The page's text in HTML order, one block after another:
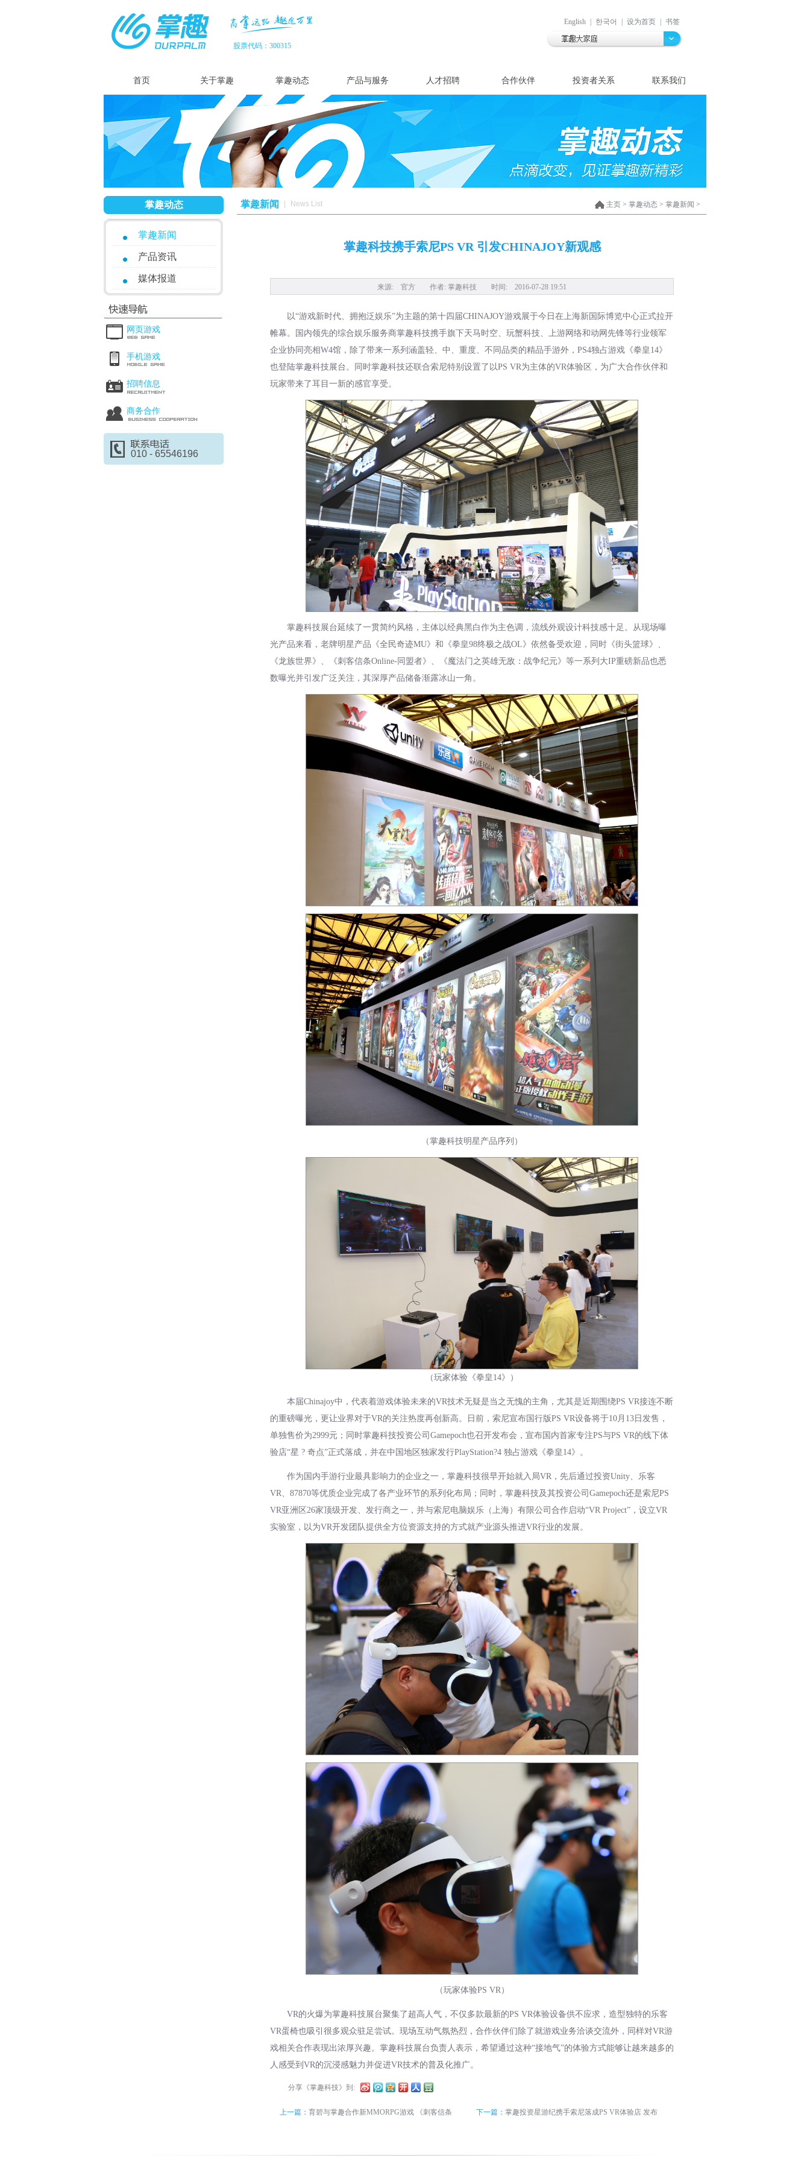
股票代码：300315
English 한국어 设为首页 书签
首页 关于掌趣 掌趣动态 产品与服务 人才招聘 合作伙伴 投资者关系 联系我们
掌趣动态
掌趣新闻
产品资讯
媒体报道
网页游戏
手机游戏
招聘信息
商务合作
010 - 65546196
掌趣新闻 News List 主页 > 掌趣动态 > 掌趣新闻 >
掌趣科技携手索尼PS VR 引发CHINAJOY新观感
来源: 官方 作者: 掌趣科技 时间: 2016-07-28 19:51
以“游戏新时代、拥抱泛娱乐”为主题的第十四届CHINAJOY游戏展于今日在上海新国际博览中心正式拉开
帷幕。国内领先的综合娱乐服务商掌趣科技携手旗下天马时空、玩蟹科技、上游网络和动网先锋等行业领军
企业协同亮相W4馆，除了带来一系列涵盖轻、中、重度、不同品类的精品手游外，PS4独占游戏《拳皇14》
也登陆掌趣科技展台。同时掌趣科技还联合索尼特别设置了以PS VR为主体的VR体验区，为广大合作伙伴和
玩家带来了耳目一新的感官享受。
掌趣科技展台延续了一贯简约风格，主体以经典黑白作为主色调，流线外观设计科技感十足。从现场曝
光产品来看，老牌明星产品《全民奇迹MU》和《拳皇98终极之战OL》依然备受欢迎，同时《街头篮球》、
《龙族世界》、《刺客信条Online-同盟者》、《魔法门之英雄无敌：战争纪元》等一系列大IP重磅新品也悉
数曝光并引发广泛关注，其深厚产品储备渐露冰山一角。
（掌趣科技明星产品序列）
（玩家体验《拳皇14》）
本届Chinajoy中，代表着游戏体验未来的VR技术无疑是当之无愧的主角，尤其是近期围绕PS VR接连不断
的重磅曝光，更让业界对于VR的关注热度再创新高。日前，索尼宣布国行版PS VR设备将于10月13日发售，
单独售价为2999元；同时掌趣科技投资公司Gamepoch也召开发布会，宣布国内首家专注PS与PS VR的线下体
验店“星 ? 奇点”正式落成，并在中国地区独家发行PlayStation?4 独占游戏《拳皇14》。
作为国内手游行业最具影响力的企业之一，掌趣科技很早开始就入局VR，先后通过投资Unity、乐客
VR、87870等优质企业完成了各产业环节的系列化布局；同时，掌趣科技及其投资公司Gamepoch还是索尼PS
VR亚洲区26家顶级开发、发行商之一，并与索尼电脑娱乐（上海）有限公司合作启动“VR Project”，设立VR
实验室，以为VR开发团队提供全方位资源支持的方式就产业源头推进VR行业的发展。
（玩家体验PS VR）
VR的火爆为掌趣科技展台聚集了超高人气，不仅多款最新的PS VR体验设备供不应求，造型独特的乐客
VR蛋椅也吸引很多观众驻足尝试。现场互动气氛热烈，合作伙伴们除了就游戏业务洽谈交流外，同样对VR游
戏相关合作表现出浓厚兴趣。掌趣科技展台负责人表示，希望通过这种“接地气”的体验方式能够让越来越多的
人感受到VR的沉浸感魅力并促进VR技术的普及化推广。
分享《掌趣科技》到:
上一篇： 育碧与掌趣合作新MMORPG游戏 《刺客信条
下一篇： 掌趣投资星游纪携手索尼落成PS VR体验店 发布